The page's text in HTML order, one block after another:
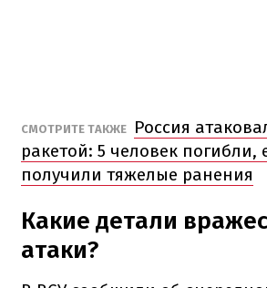
СМОТРИТЕ ТАКЖЕ
Россия
ракетой: 5 человек погибли,
получили тяжелые ранения
Какие детали
атаки?